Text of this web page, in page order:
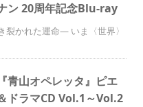
ン 20周年記念Blu-ray
裂かれた運命— いま〈世界〉
青山オペレッタ』ピエ
ドラマCD Vol.1～Vol.2